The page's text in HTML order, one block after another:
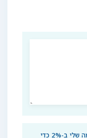
כן, אני רוצה להגדיל את התרומה שלי ב-2% כדי